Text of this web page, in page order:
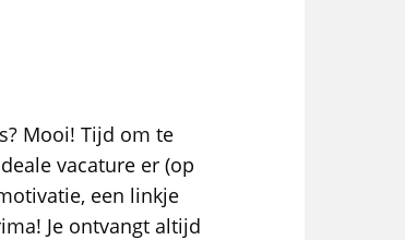
Mooi! Tijd om te
vacature er (op
een linkje
Je ontvangt altijd